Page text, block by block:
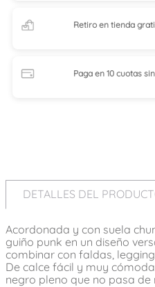
Retiro en tienda
Paga en 10 cuotas
DETALLES DEL
Acordonada y con suela
guiño punk en un diseño
combinar con faldas,
De calce fácil y muy
negro pleno que no pasa de